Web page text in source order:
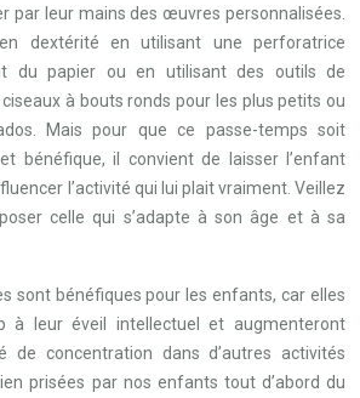
par leur mains des œuvres personnalisées.
dextérité en utilisant une perforatrice
du papier ou en utilisant des outils de
à bouts ronds pour les plus petits ou
Mais pour que ce passe-temps soit
bénéfique, il convient de laisser l’enfant
l’activité qui lui plait vraiment. Veillez
celle qui s’adapte à son âge et à sa
sont bénéfiques pour les enfants, car elles
à leur éveil intellectuel et augmenteront
de concentration dans d’autres activités
prisées par nos enfants tout d’abord du